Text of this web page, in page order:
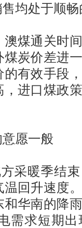
均处于顺
煤通关时间
炭价差进
有效手段
进口煤政
愿一般
暖季结束
回升速度
华南的降
需求短期